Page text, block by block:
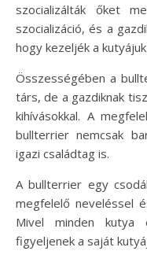
szocializálták őket
szocializáció, és a
hogy kezeljék a
Összességében a
társ, de a gazdiknak
kihívásokkal. A
bullterrier nemcsak
igazi családtag is.
A bullterrier egy
megfelelő neveléssel
Mivel minden
figyeljenek a saját